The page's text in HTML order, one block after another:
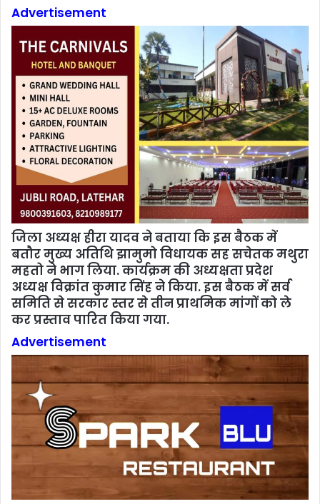
Advertisement
जिला अध्‍यक्ष हीरा यादव ने बताया कि इस बैठक में
बतौर मुख्य अतिथि झामुमो विधायक सह सचेतक मथुरा
महतो ने भाग लिया. कार्यक्रम की अध्यक्षता प्रदेश
अध्यक्ष विक्रांत कुमार सिंह ने किया. इस बैठक में सर्व
समिति से सरकार स्तर से तीन प्राथमिक मांगों को ले
कर प्रस्‍ताव पारित किया गया.
Advertisement